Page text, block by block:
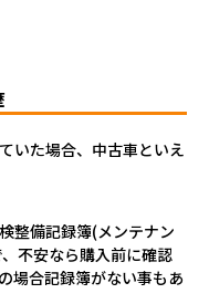
いた場合、中古車といえ
整備記録簿(メンテナン
不安なら購入前に確認
場合記録簿がない事もあ